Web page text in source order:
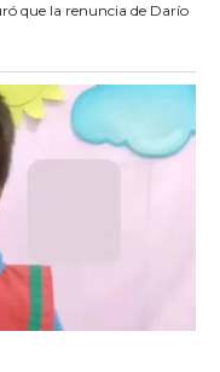
que la renuncia de Darío